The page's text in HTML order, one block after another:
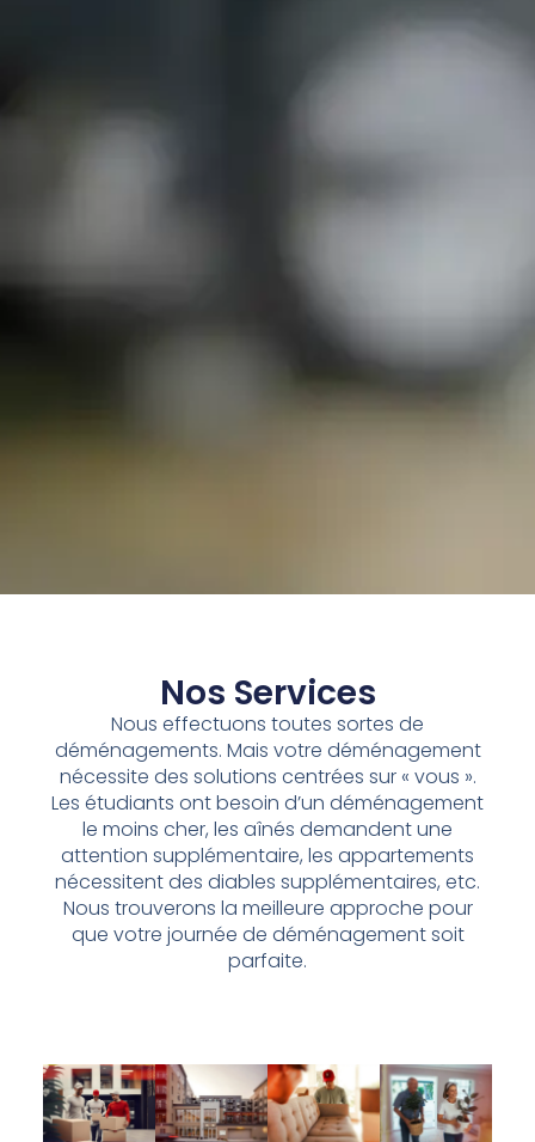
Nos Services
Nous effectuons toutes sortes de
déménagements. Mais votre déménagement
nécessite des solutions centrées sur « vous ».
Les étudiants ont besoin d’un déménagement
le moins cher, les aînés demandent une
attention supplémentaire, les appartements
nécessitent des diables supplémentaires, etc.
Nous trouverons la meilleure approche pour
que votre journée de déménagement soit
parfaite.